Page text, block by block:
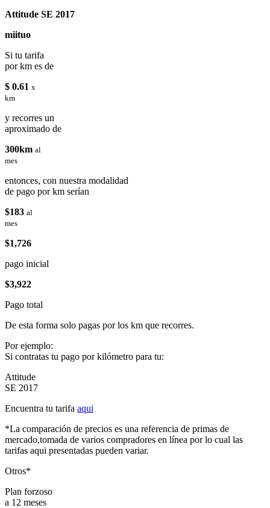
Attitude SE 2017
miituo
Si tu tarifa
por km es de
$ 0.61 x
km
y recorres un
aproximado de
300km al
mes
entonces, con nuestra modalidad
de pago por km serían
$183 al
mes
$1,726
pago inicial
$3,922
Pago total
De esta forma solo pagas por los km que recorres.
Por ejemplo:
Si contratas tu pago por kilómetro para tu:
Attitude
SE 2017
Encuentra tu tarifa aqui
*La comparación de precios es una referencia de primas de
mercado,tomada de varios compradores en línea por lo cual las
tarifas aqui presentadas pueden variar.
Otros*
Plan forzoso
a 12 meses